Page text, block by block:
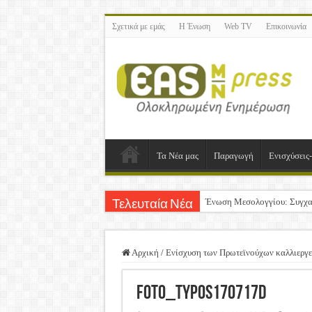
Σχετικά με εμάς Η Ένωση Web TV Επικοινωνία
Τα Νέα μας Παραγωγή
Τελευταία Νέα Ένωση Μεσολογγίου:
Δημοσιεύτηκε η
Ανακοίνωση: Επιστροφή
Αρχική / Ενίσχυση των Πρωτεϊνούχων
foto_typos170717d